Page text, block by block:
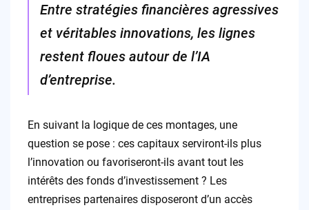
Entre stratégies financières agressives
et véritables innovations, les lignes
restent floues autour de l’IA
d’entreprise.
En suivant la logique de ces montages, une
question se pose : ces capitaux serviront-ils plus
l’innovation ou favoriseront-ils avant tout les
intérêts des fonds d’investissement ? Les
entreprises partenaires disposeront d’un accès